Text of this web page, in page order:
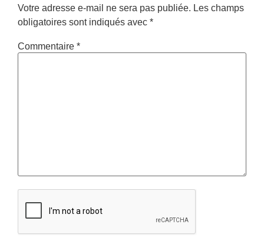
Votre adresse e-mail ne sera pas publiée. Les champs
obligatoires sont indiqués avec*
Commentaire*